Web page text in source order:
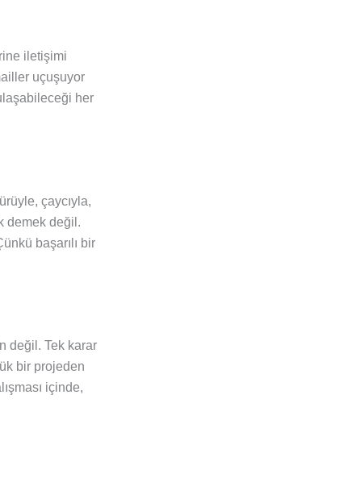
iletişimi
uçuşuyor
her
çaycıyla,
demek değil.
başarılı bir
değil. Tek karar
bir projeden
içinde,